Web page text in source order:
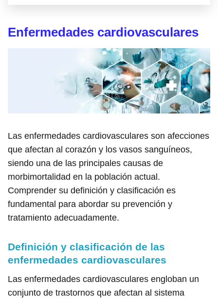
Enfermedades cardiovasculares
Las enfermedades cardiovasculares son afecciones
que afectan al corazón y los vasos sanguíneos,
siendo una de las principales causas de
morbimortalidad en la población actual.
Comprender su definición y clasificación es
fundamental para abordar su prevención y
tratamiento adecuadamente.
Definición y clasificación de las
enfermedades cardiovasculares
Las enfermedades cardiovasculares engloban un
conjunto de trastornos que afectan al sistema